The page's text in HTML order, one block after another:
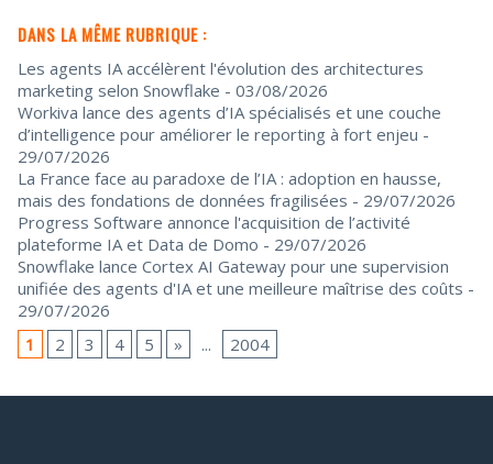
DANS LA MÊME RUBRIQUE :
Les agents IA accélèrent l'évolution des architectures
marketing selon Snowflake - 03/08/2026
Workiva lance des agents d’IA spécialisés et une couche
d’intelligence pour améliorer le reporting à fort enjeu -
29/07/2026
La France face au paradoxe de l’IA : adoption en hausse,
mais des fondations de données fragilisées - 29/07/2026
Progress Software annonce l'acquisition de l’activité
plateforme IA et Data de Domo - 29/07/2026
Snowflake lance Cortex AI Gateway pour une supervision
unifiée des agents d'IA et une meilleure maîtrise des coûts -
29/07/2026
1
2 3 4 5 » ... 2004